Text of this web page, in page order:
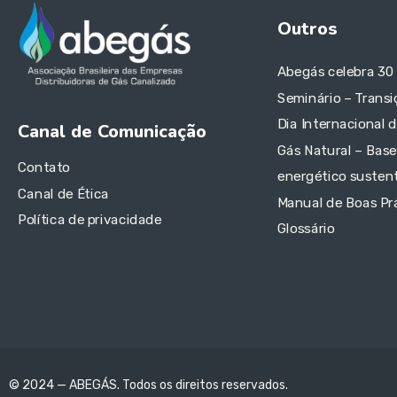
Canal de Comunicação
Contato
Canal de Ética
Política de privacidade
Outros
Abegás celebra 30
Seminário –
Dia Internacional
Gás Natural –
energético
Manual de Boas
Glossário
© 2024 — ABEGÁS. Todos os direitos reservados.